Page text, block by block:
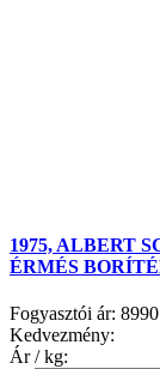
1975, ALBERT
ÉRMÉS
Fogyasztói ár:
Kedvezmény:
Ár / kg: